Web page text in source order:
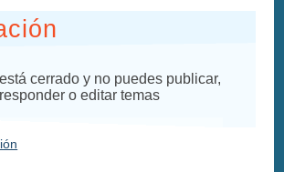
cerrado y no puedes publicar,
responder o editar temas